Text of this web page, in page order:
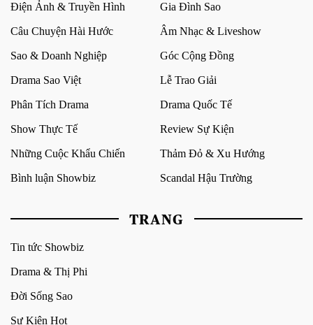
Điện Ảnh & Truyền Hình Gia Đình Sao
Câu Chuyện Hài Hước Âm Nhạc & Liveshow
Sao & Doanh Nghiệp Góc Cộng Đồng
Drama Sao Việt Lễ Trao Giải
Phân Tích Drama Drama Quốc Tế
Show Thực Tế Review Sự Kiện
Những Cuộc Khẩu Chiến Thảm Đỏ & Xu Hướng
Bình luận Showbiz Scandal Hậu Trường
TRANG
Tin tức Showbiz
Drama & Thị Phi
Đời Sống Sao
Sự Kiện Hot